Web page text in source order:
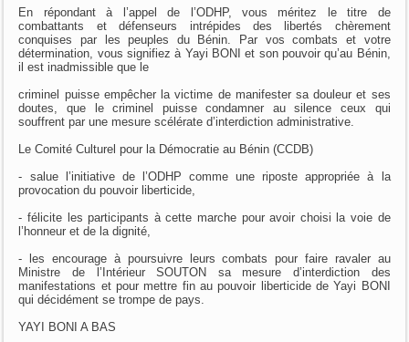
En répondant à l’appel de l’ODHP, vous méritez le titre de
combattants et défenseurs intrépides des libertés chèrement
conquises par les peuples du Bénin. Par vos combats et votre
détermination, vous signifiez à Yayi BONI et son pouvoir qu’au Bénin,
il est inadmissible que le
criminel puisse empêcher la victime de manifester sa douleur et ses
doutes, que le criminel puisse condamner au silence ceux qui
souffrent par une mesure scélérate d’interdiction administrative.
Le Comité Culturel pour la Démocratie au Bénin (CCDB)
- salue l’initiative de l’ODHP comme une riposte appropriée à la
provocation du pouvoir liberticide,
- félicite les participants à cette marche pour avoir choisi la voie de
l’honneur et de la dignité,
- les encourage à poursuivre leurs combats pour faire ravaler au
Ministre de l’Intérieur SOUTON sa mesure d’interdiction des
manifestations et pour mettre fin au pouvoir liberticide de Yayi BONI
qui décidément se trompe de pays.
YAYI BONI A BAS